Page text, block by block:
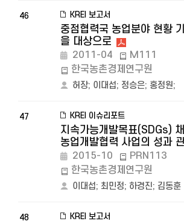
46 KREI 보고서
중점협력국 농업분야 현황
을 대상으로
2011-04
M111
한국농촌경제연구원
허장; 이대섭; 정승은; 홍정원;
47 KREI 이슈리포트
지속가능개발목표(SDGs)
농업개발협력 사업의 성과
2015-10
PRN113
한국농촌경제연구원
이대섭; 최민정; 하경진; 김동훈
48 KREI 보고서